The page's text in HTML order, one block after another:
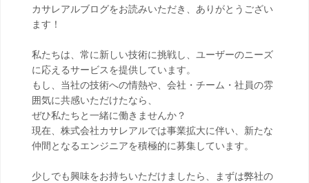
カサレアルブログをお読みいただき、ありがとうござい
ます！
私たちは、常に新しい技術に挑戦し、ユーザーのニーズ
に応えるサービスを提供しています。
もし、当社の技術への情熱や、会社・チーム・社員の雰
囲気に共感いただけたなら、
ぜひ私たちと一緒に働きませんか？
現在、株式会社カサレアルでは事業拡大に伴い、新たな
仲間となるエンジニアを積極的に募集しています。
少しでも興味をお持ちいただけましたら、まずは弊社の